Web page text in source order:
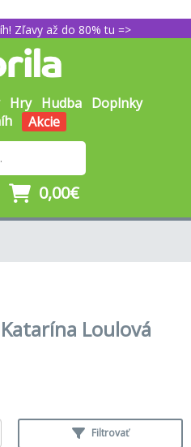
Zľavy až do 80% tu =>
Hry Hudba Doplnky
Akcie
0,00€
Loulová
Filtrovať